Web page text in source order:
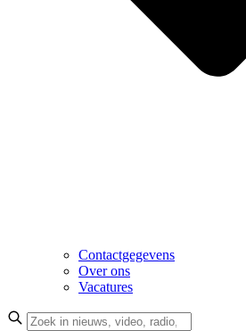
Contactgegevens
Over ons
Vacatures